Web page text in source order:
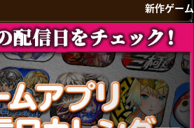
新作ゲーム